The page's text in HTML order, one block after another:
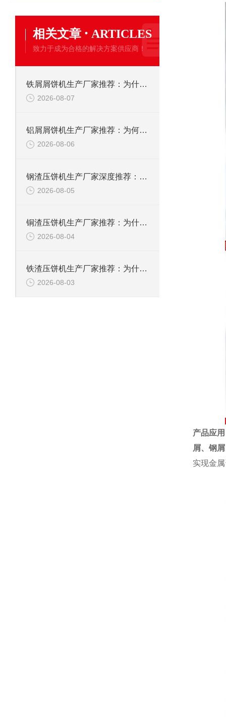
相关文章 · ARTICLES
致力于成为合格的解决方案供应商！
铁屑屑饼机生产厂家推荐：为什么恩派特是您的优选伙伴
2026-08-07
铝屑屑饼机生产厂家推荐：为何恩派特成为金属回收行业的“隐形优选”？
2026-08-06
钢渣压饼机生产厂家深度推荐：为何恩派特成为高净值产线的优选
2026-08-05
铜渣压饼机生产厂家推荐：为什么恩派特成为众多企业的信赖？
2026-08-04
铁渣压饼机生产厂家推荐：为什么恩派特成为众多企业的优选？
2026-08-03
产品应
屑、钢
实现金